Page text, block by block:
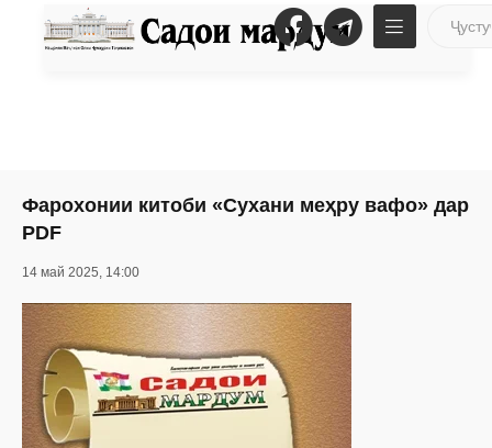
Фарохонии китоби «Сухани меҳру вафо» дар
PDF
14 май 2025, 14:00